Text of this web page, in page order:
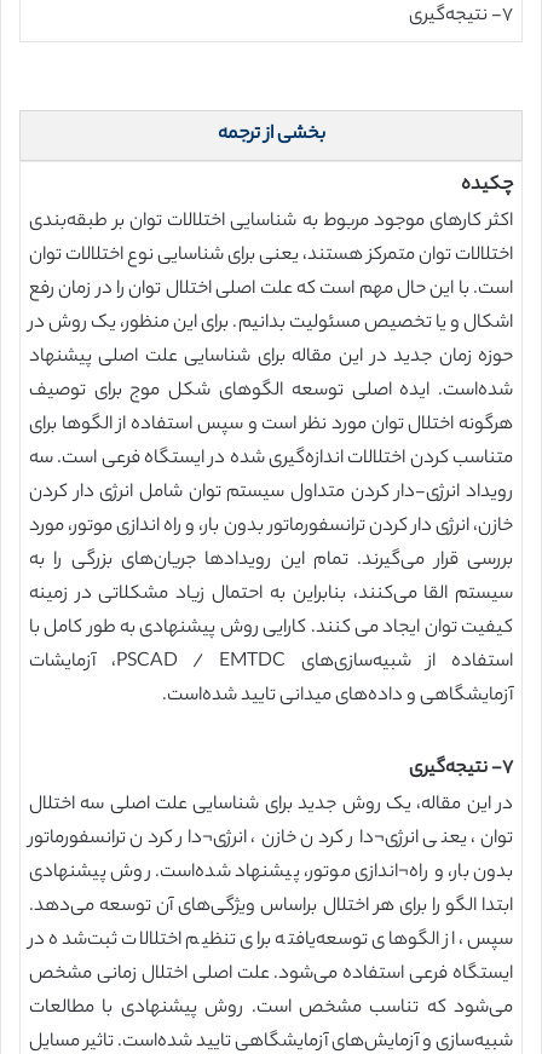
۷- نتیجه‌گیری
بخشی از ترجمه
چکیده
اکثر کارهای موجود مربوط به شناسایی اختلالات توان بر طبقه‌بندی
اختلالات توان متمرکز هستند، یعنی برای شناسایی نوع اختلالات توان
است. با این حال مهم است که علت اصلی اختلال توان را در زمان رفع
اشکال و یا تخصیص مسئولیت بدانیم. برای این منظور، یک روش در
حوزه زمان جدید در این مقاله برای شناسایی علت اصلی پیشنهاد
شده‌است. ایده اصلی توسعه الگوهای شکل موج برای توصیف
هرگونه اختلال توان مورد نظر است و سپس استفاده از الگوها برای
متناسب کردن اختلالات اندازه‌گیری شده در ایستگاه فرعی است. سه
رویداد انرژی-دار کردن متداول سیستم توان شامل انرژی دار کردن
خازن، انرژی دار کردن ترانسفورماتور بدون بار، و راه اندازی موتور، مورد
بررسی قرار می‌گیرند. تمام این رویدادها جریان‌های بزرگی را به
سیستم القا می‌کنند، بنابراین به احتمال زیاد مشکلاتی در زمینه
کیفیت توان ایجاد می کنند. کارایی روش پیشنهادی به طور کامل با
استفاده از شبیه‌سازی‌های PSCAD / EMTDC، آزمایشات
آزمایشگاهی و داده‌های میدانی تایید شده‌است.
۷- نتیجه‌گیری
در این مقاله، یک روش جدید برای شناسایی علت اصلی سه اختلال
توان، یعنی انرژی¬دار کردن خازن، انرژی¬دار کردن ترانسفورماتور
بدون بار، و راه¬اندازی موتور، پیشنهاد شده‌است. روش پیشنهادی
ابتدا الگو را برای هر اختلال براساس ویژگی‌های آن توسعه می‌دهد.
سپس، از الگوهای توسعه‌یافته برای تنظیم اختلالات ثبت‌شده در
ایستگاه فرعی استفاده می‌شود. علت اصلی اختلال زمانی مشخص
می‌شود که تناسب مشخص است. روش پیشنهادی با مطالعات
شبیه‌سازی و آزمایش‌های آزمایشگاهی تایید شده‌است. تاثیر مسایل